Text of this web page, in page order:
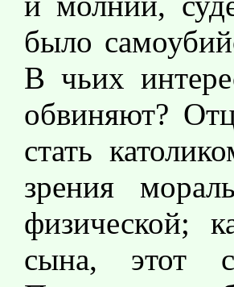
было
В чьих
обвиняют?
стать
зрения
физической;
сына, этот